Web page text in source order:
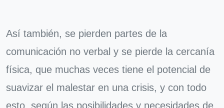
Así también, se pierden partes de la
comunicación no verbal y se pierde la cercanía
física, que muchas veces tiene el potencial de
suavizar el malestar en una crisis, y con todo
esto, según las posibilidades y necesidades de